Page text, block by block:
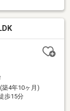
築4年10ヶ月)
歩15分